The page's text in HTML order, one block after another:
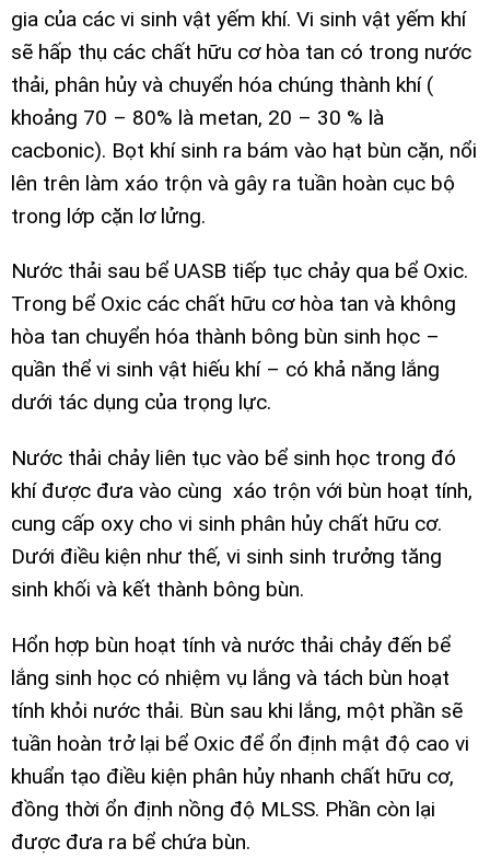
gia của các vi sinh vật yếm khí. Vi sinh vật yếm khí
sẽ hấp thụ các chất hữu cơ hòa tan có trong nước
thải, phân hủy và chuyển hóa chúng thành khí (
khoảng 70 – 80% là metan, 20 – 30 % là
cacbonic). Bọt khí sinh ra bám vào hạt bùn cặn, nổi
lên trên làm xáo trộn và gây ra tuần hoàn cục bộ
trong lớp cặn lơ lửng.
Nước thải sau bể UASB tiếp tục chảy qua bể Oxic.
Trong bể Oxic các chất hữu cơ hòa tan và không
hòa tan chuyển hóa thành bông bùn sinh học –
quần thể vi sinh vật hiếu khí – có khả năng lắng
dưới tác dụng của trọng lực.
Nước thải chảy liên tục vào bể sinh học trong đó
khí được đưa vào cùng xáo trộn với bùn hoạt tính,
cung cấp oxy cho vi sinh phân hủy chất hữu cơ.
Dưới điều kiện như thế, vi sinh sinh trưởng tăng
sinh khối và kết thành bông bùn.
Hổn hợp bùn hoạt tính và nước thải chảy đến bể
lắng sinh học có nhiệm vụ lắng và tách bùn hoạt
tính khỏi nước thải. Bùn sau khi lắng, một phần sẽ
tuần hoàn trở lại bể Oxic để ổn định mật độ cao vi
khuẩn tạo điều kiện phân hủy nhanh chất hữu cơ,
đồng thời ổn định nồng độ MLSS. Phần còn lại
được đưa ra bể chứa bùn.